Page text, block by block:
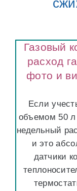
Газовый
расход
фото и
Если
объемом 50 л
недельный
и это
датчики